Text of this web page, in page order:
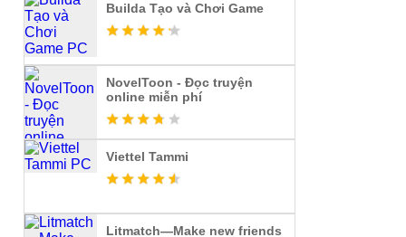
Builda Tạo và Chơi Game
NovelToon - Đọc truyện
online miễn phí
Viettel Tammi
Litmatch—Make new friends